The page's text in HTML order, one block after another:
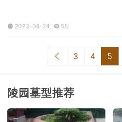
2023-08-24 58
3 4 5
陵园墓型推荐